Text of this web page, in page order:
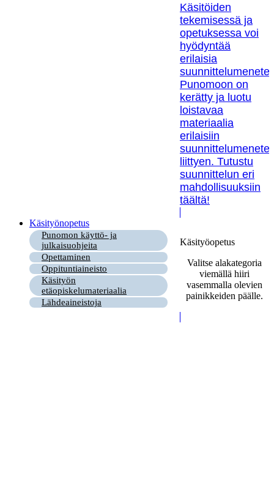
Käsitöiden
tekemisessä ja
opetuksessa voi
hyödyntää
erilaisia
Punomoon on
kerätty ja luotu
loistavaa
materiaalia
erilaisiin
liittyen. Tutustu
suunnittelun eri
mahdollisuuksiin
täältä!
Käsityönopetus
Punomon käyttö- ja
julkaisuohjeita
Opettaminen
Oppituntiaineisto
Käsityön
etäopiskelumateriaalia
Lähdeaineistoja
Käsityöopetus
Valitse alakategoria
viemällä hiiri
vasemmalla olevien
painikkeiden päälle.